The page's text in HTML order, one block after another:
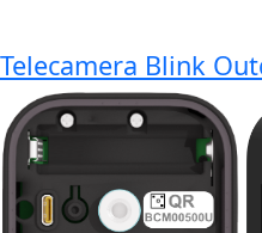
Telecamera Blink